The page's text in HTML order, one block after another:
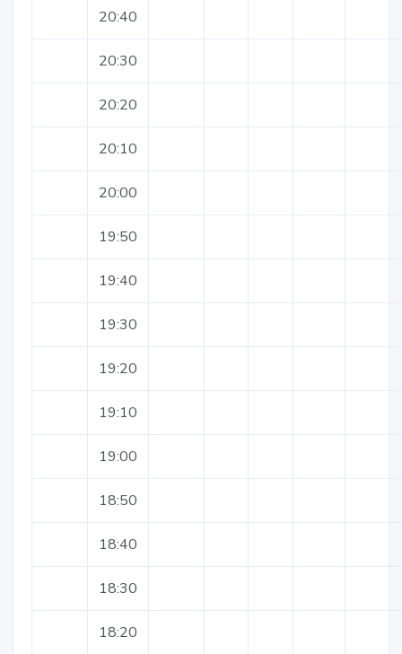
20:40
20:30
20:20
20:10
20:00
19:50
19:40
19:30
19:20
19:10
19:00
18:50
18:40
18:30
18:20